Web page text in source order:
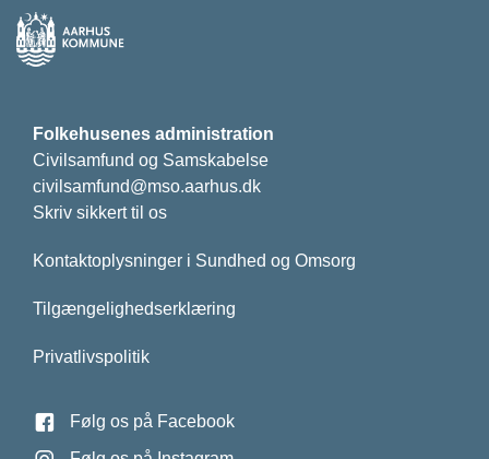
Folkehusenes administration
Civilsamfund og Samskabelse
civilsamfund@mso.aarhus.dk
Skriv sikkert til os
Kontaktoplysninger i Sundhed og Omsorg
Tilgængelighedserklæring
Privatlivspolitik
Følg os på Facebook